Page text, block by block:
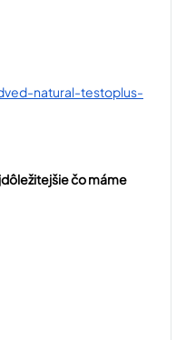
natural-testoplus-
čo máme